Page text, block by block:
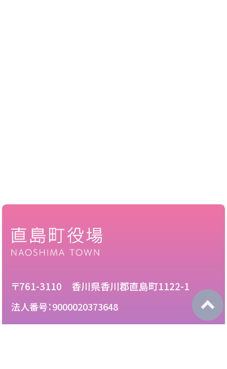
〒761-3110 香川県香川郡直島町1122-1
法人番号：9000020373648